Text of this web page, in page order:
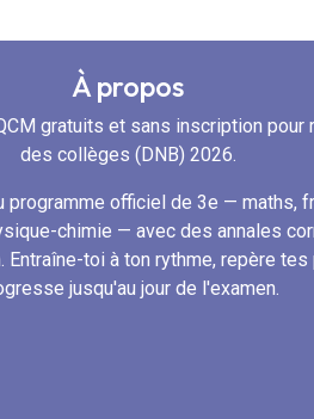
À propos
gratuits et sans inscription pour
des collèges (DNB) 2026.
programme officiel de 3e — maths,
chimie — avec des annales
toi à ton rythme, repère
jusqu'au jour de l'examen.